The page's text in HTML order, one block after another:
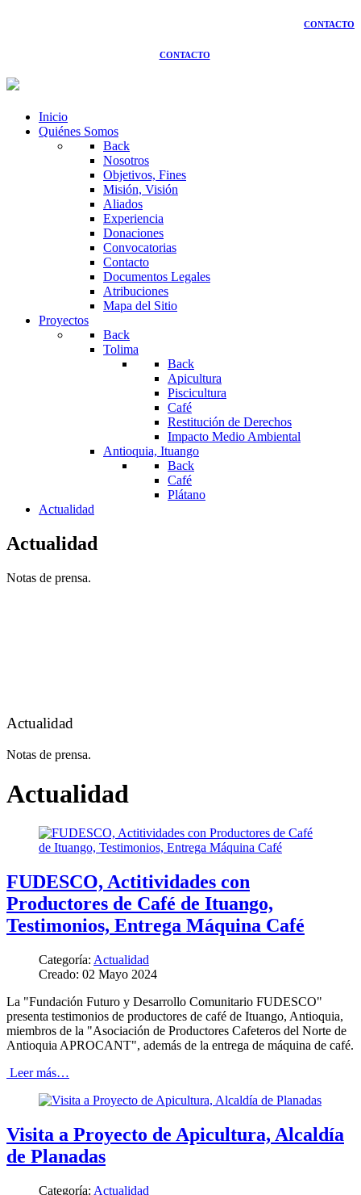
CONTACTO
CONTACTO
Inicio
Quiénes Somos
Back
Nosotros
Objetivos, Fines
Misión, Visión
Aliados
Experiencia
Donaciones
Convocatorias
Contacto
Documentos Legales
Atribuciones
Mapa del Sitio
Proyectos
Back
Tolima
Back
Apicultura
Piscicultura
Café
Restitución de Derechos
Impacto Medio Ambiental
Antioquia, Ituango
Back
Café
Plátano
Actualidad
Actualidad
Notas de prensa.
Actualidad
Notas de prensa.
Actualidad
FUDESCO, Actitividades con
Productores de Café de Ituango,
Testimonios, Entrega Máquina Café
Categoría: Actualidad
Creado: 02 Mayo 2024
La "Fundación Futuro y Desarrollo Comunitario FUDESCO"
presenta testimonios de productores de café de Ituango, Antioquia,
miembros de la "Asociación de Productores Cafeteros del Norte de
Antioquia APROCANT", además de la entrega de máquina de café.
Leer más…
Visita a Proyecto de Apicultura, Alcaldía
de Planadas
Categoría: Actualidad